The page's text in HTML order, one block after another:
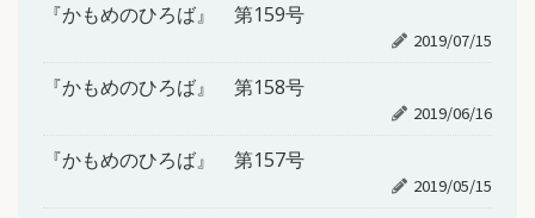
『かもめのひろば』 第159号
2019/07/15
『かもめのひろば』 第158号
2019/06/16
『かもめのひろば』 第157号
2019/05/15